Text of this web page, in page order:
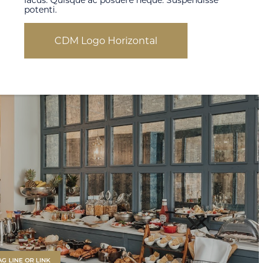
potenti.
CDM Logo Horizontal
LINE OR LINK